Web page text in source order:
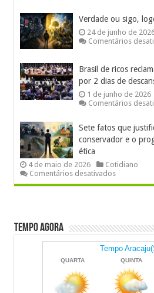
Verdade ou sigo,
24 de junho de
Comentários
Brasil de ricos
por 2 dias de
1 de junho de 2026
Comentários
Sete fatos que
conservador e o
ética
4 de maio de 2026
Cotidiano
Comentários desativadosem
Sete
diferença
entre
o
o
progressista
na
Tempo Agora